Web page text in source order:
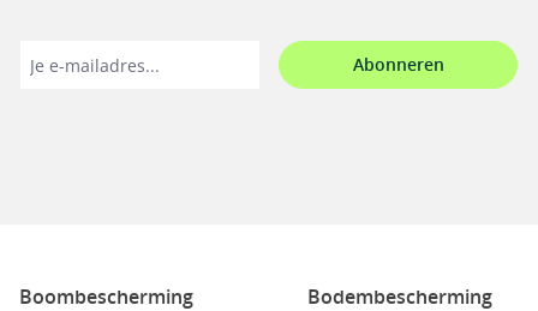
Abonneren
Boombescherming Bodembescherming